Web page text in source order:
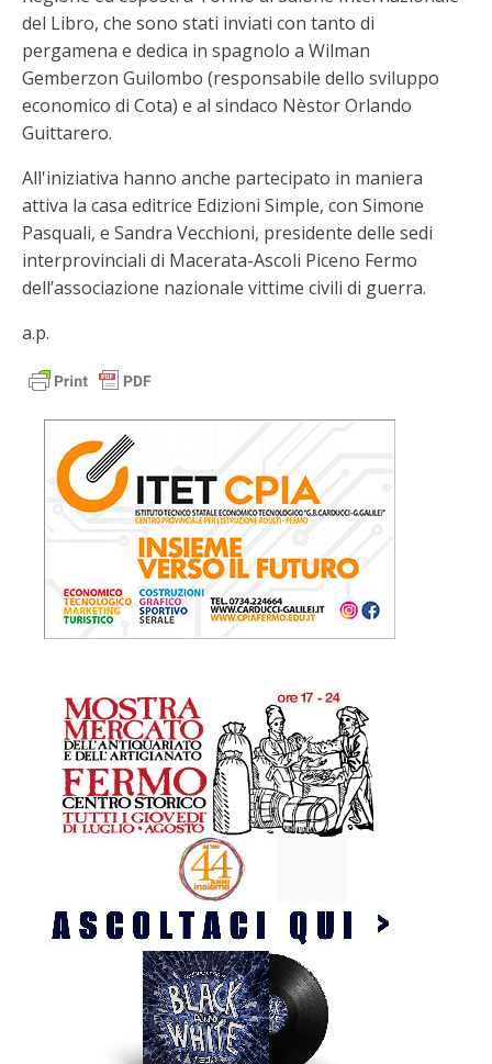
del Libro, che sono stati inviati con tanto di
pergamena e dedica in spagnolo a Wilman
Gemberzon Guilombo (responsabile dello sviluppo
economico di Cota) e al sindaco Nèstor Orlando
Guittarero.
All'iniziativa hanno anche partecipato in maniera
attiva la casa editrice Edizioni Simple, con Simone
Pasquali, e Sandra Vecchioni, presidente delle sedi
interprovinciali di Macerata-Ascoli Piceno Fermo
dell’associazione nazionale vittime civili di guerra.
a.p.